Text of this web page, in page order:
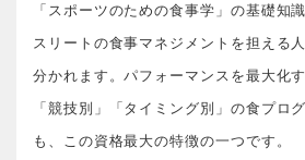
「スポーツのための食事学」の基礎知
スリートの食事マネジメントを担える
分かれます。パフォーマンスを最大化
「競技別」「タイミング別」の食プロ
も、この資格最大の特徴の一つです。